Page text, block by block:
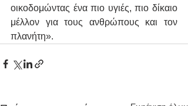
οικοδομώντας ένα πιο υγιές, πιο δίκαιο
μέλλον για τους ανθρώπους και τον
πλανήτη».